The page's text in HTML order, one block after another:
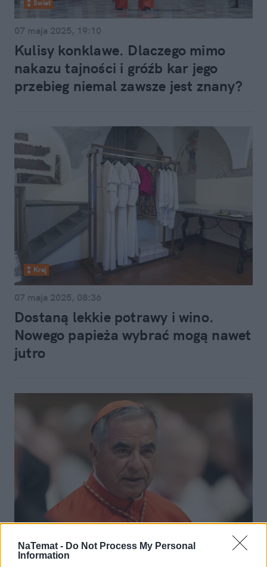
NaTemat - Do Not Process My Personal
Information
Świat
07 maja 2025, 19:10
Kulisy konklawe. Dlaczego mimo
nakazu tajności i gróźb kar jego
przebieg niemal zawsze jest znany?
Kraj
07 maja 2025, 08:36
Dostaną lekkie potrawy i wino.
Nowego papieża wybrać mogą nawet
jutro